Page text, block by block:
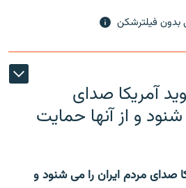
فیلترشکن
آمریکا صدای
و از آنها حمایت
صدای مردم ایران را می شنود و